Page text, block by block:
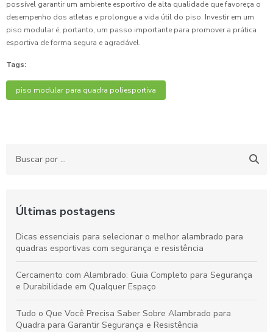
possível garantir um ambiente esportivo de alta qualidade que favoreça o
desempenho dos atletas e prolongue a vida útil do piso. Investir em um
piso modular é, portanto, um passo importante para promover a prática
esportiva de forma segura e agradável.
Tags:
piso modular para quadra poliesportiva
Últimas postagens
Dicas essenciais para selecionar o melhor alambrado para
quadras esportivas com segurança e resistência
Cercamento com Alambrado: Guia Completo para Segurança
e Durabilidade em Qualquer Espaço
Tudo o Que Você Precisa Saber Sobre Alambrado para
Quadra para Garantir Segurança e Resistência